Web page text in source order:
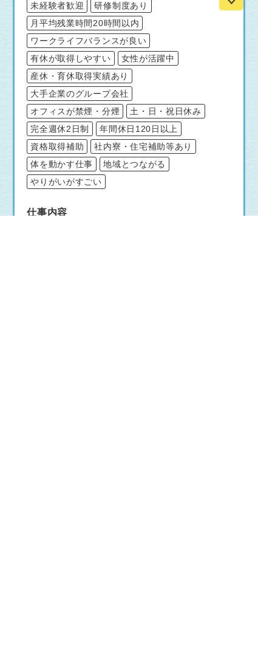
未経験者歓迎
研修制度あり
月平均残業時間20時間以内
ワークライフバランスが良い
有休が取得しやすい
女性が活躍中
産休・育休取得実績あり
大手企業のグループ会社
オフィスが禁煙・分煙
土・日・祝日休み
完全週休2日制
年間休日120日以上
資格取得補助
社内寮・住宅補助等あり
体を動かす仕事
地域とつながる
やりがいがすごい
仕事内容